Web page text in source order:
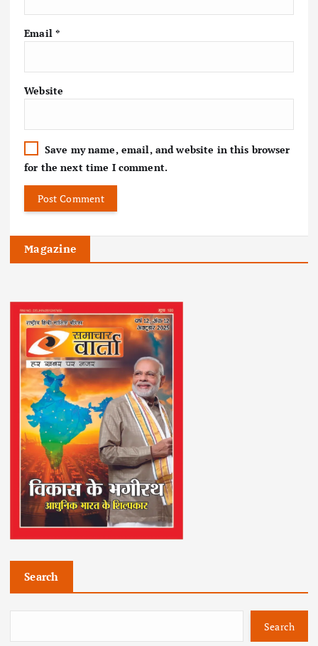
Email *
Website
Save my name, email, and website in this browser
for the next time I comment.
Magazine
Search
Search